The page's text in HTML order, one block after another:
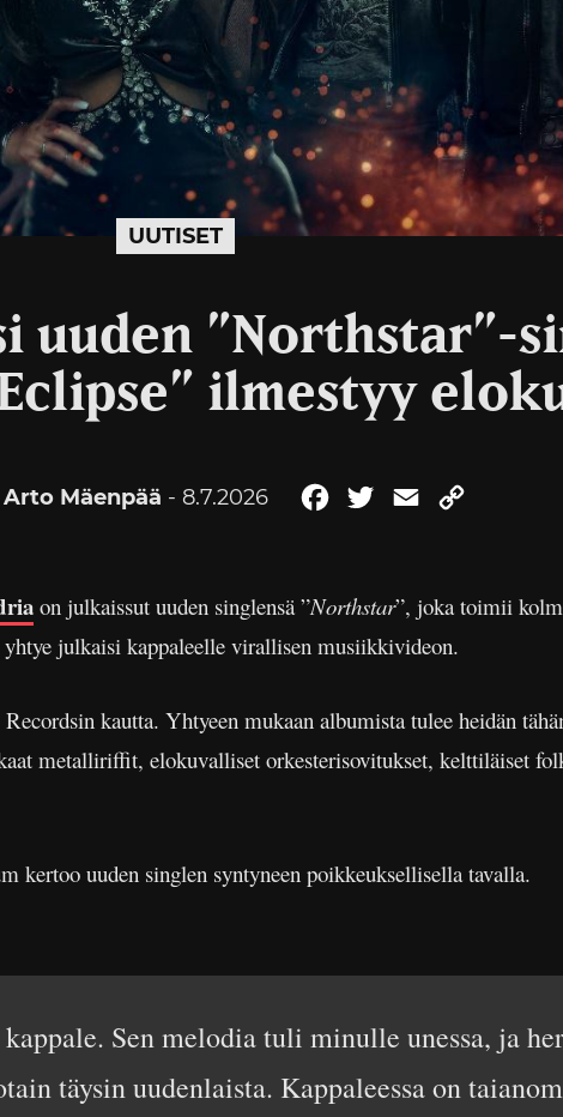
UUTISET
uuden ”Northstar”-
ilmestyy
Arto Mäenpää - 8.7.2026 FacebookTwitterEmail
on julkaissut uuden singlensä ”Northstar”, joka toimii
julkaisi kappaleelle virallisen musiikkivideon.
kautta. Yhtyeen mukaan albumista tulee heidän
metalliriffit, elokuvalliset orkesterisovitukset, kelttiläiset
kertoo uuden singlen syntyneen poikkeuksellisella tavalla.
Sen melodia tuli minulle unessa, ja
täysin uudenlaista. Kappaleessa on